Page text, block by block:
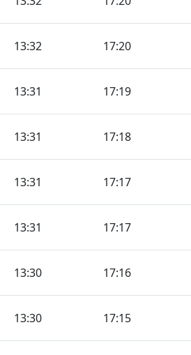
13:32 17:20
13:31 17:19
13:31 17:18
13:31 17:17
13:31 17:17
13:30 17:16
13:30 17:15